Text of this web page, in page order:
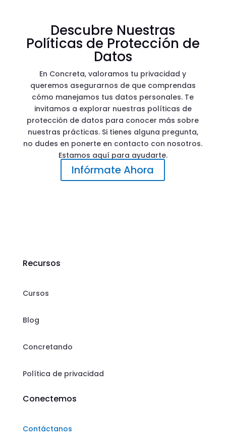
Descubre Nuestras
Políticas de Protección de
Datos
En Concreta, valoramos tu privacidad y
queremos asegurarnos de que comprendas
cómo manejamos tus datos personales. Te
invitamos a explorar nuestras políticas de
protección de datos para conocer más sobre
nuestras prácticas. Si tienes alguna pregunta,
no dudes en ponerte en contacto con nosotros.
Estamos aquí para ayudarte.
Infórmate Ahora
Recursos
Cursos
Blog
Concretando
Política de privacidad
Conectemos
Contáctanos